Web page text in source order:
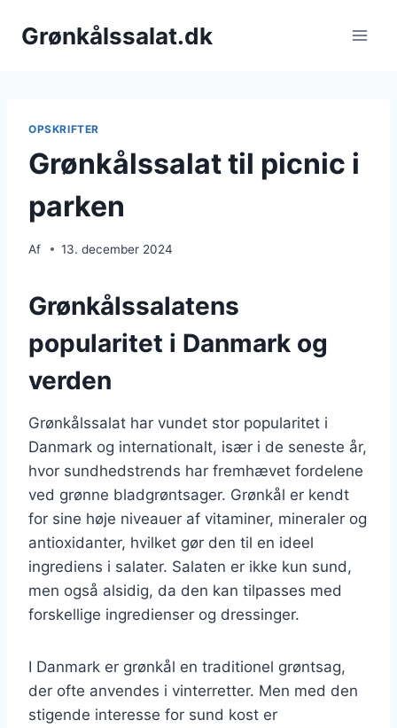
Grønkålssalat.dk
OPSKRIFTER
Grønkålssalat til picnic i
parken
Af 13. december 2024
Grønkålssalatens
popularitet i Danmark og
verden
Grønkålssalat har vundet stor popularitet i
Danmark og internationalt, især i de seneste år,
hvor sundhedstrends har fremhævet fordelene
ved grønne bladgrøntsager. Grønkål er kendt
for sine høje niveauer af vitaminer, mineraler og
antioxidanter, hvilket gør den til en ideel
ingrediens i salater. Salaten er ikke kun sund,
men også alsidig, da den kan tilpasses med
forskellige ingredienser og dressinger.
I Danmark er grønkål en traditionel grøntsag,
der ofte anvendes i vinterretter. Men med den
stigende interesse for sund kost er